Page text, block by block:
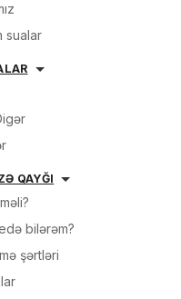
sualar
QAYĞI
bilərəm?
şərtləri